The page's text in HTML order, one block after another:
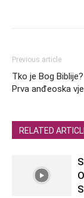
Previous article
Tko je Bog
Prva anđeoska
RELATED